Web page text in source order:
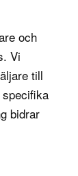
stark
och
Vi
till
bidrar